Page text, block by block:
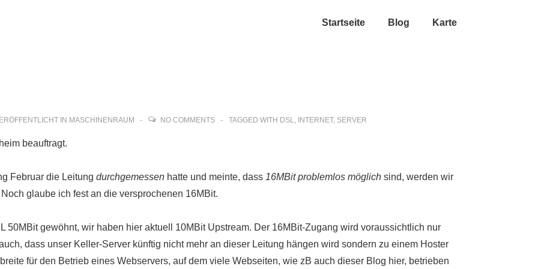
Startseite Blog Karte
IN MASCHINENRAUM NO COMMENTS TAGGED WITH DSL, INTERNET, SERVER
beauftragt.
Februar die Leitung durchgemessen hatte und meinte, dass 16MBit problemlos möglich sind, werden wir
glaube ich fest an die versprochenen 16MBit.
50MBit gewöhnt, wir haben hier aktuell 10MBit Upstream. Der 16MBit-Zugang wird voraussichtlich nur
dass unser Keller-Server künftig nicht mehr an dieser Leitung hängen wird sondern zu einem Hoster
für den Betrieb eines Webservers, auf dem viele Webseiten, wie zB auch dieser Blog hier, betrieben